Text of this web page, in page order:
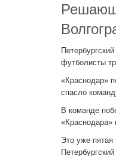
футболисты
«Краснодар»
спасло
В команде
«Краснодара»
Это уже пятая